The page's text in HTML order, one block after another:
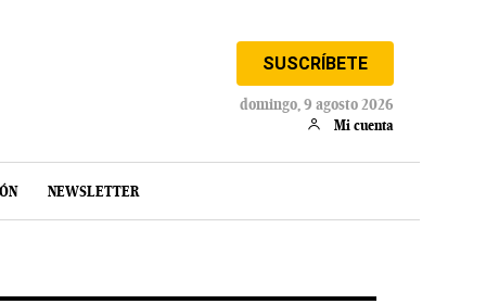
SUSCRÍBETE
domingo, 9 agosto 2026
Mi cuenta
NEWSLETTER